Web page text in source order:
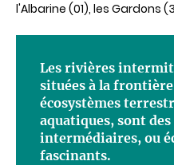
l'Albarine (01), les Gardons
Les rivières
situées à la
écosystèmes
aquatiques, sont
intermédiaires, ou
fascinants.